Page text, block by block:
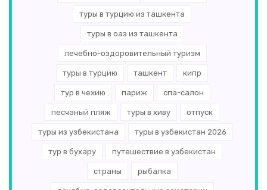
туры в турцию из ташкента
туры в оаэ из ташкента
лечебно-оздоровительный туризм
туры в турцию ташкент кипр
тур в чехию париж спа-салон
песчаный пляж туры в хиву отпуск
туры из узбекистана туры в узбекистан 2026
тур в бухару путешествие в узбекистан
страны рыбалка